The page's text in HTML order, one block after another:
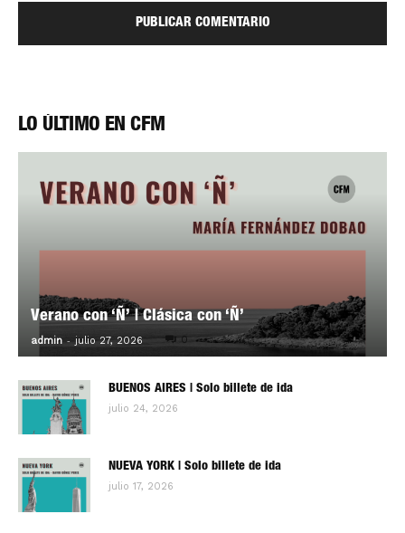
LO ÚLTIMO EN CFM
Verano con ‘Ñ’ | Clásica con ‘Ñ’
admin - julio 27, 2026 0
BUENOS AIRES | Solo billete de ida
julio 24, 2026
NUEVA YORK | Solo billete de ida
julio 17, 2026